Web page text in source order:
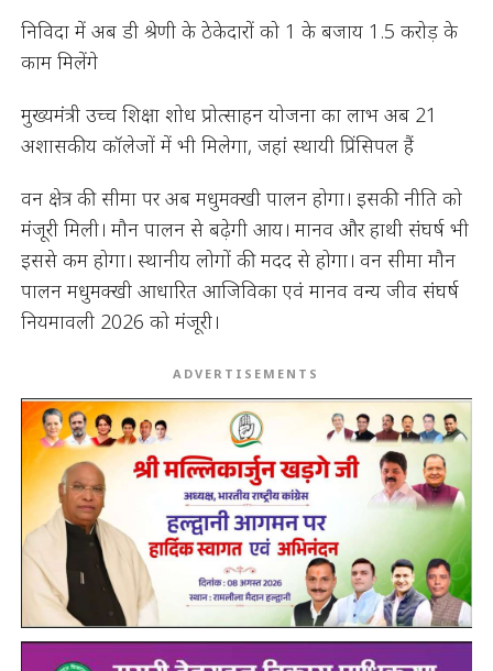
निविदा में अब डी श्रेणी के ठेकेदारों को 1 के बजाय 1.5 करोड़ के
काम मिलेंगे
मुख्यमंत्री उच्च शिक्षा शोध प्रोत्साहन योजना का लाभ अब 21
अशासकीय कॉलेजों में भी मिलेगा, जहां स्थायी प्रिंसिपल हैं
वन क्षेत्र की सीमा पर अब मधुमक्खी पालन होगा। इसकी नीति को
मंजूरी मिली। मौन पालन से बढ़ेगी आय। मानव और हाथी संघर्ष भी
इससे कम होगा। स्थानीय लोगों की मदद से होगा। वन सीमा मौन
पालन मधुमक्खी आधारित आजिविका एवं मानव वन्य जीव संघर्ष
नियमावली 2026 को मंजूरी।
ADVERTISEMENTS